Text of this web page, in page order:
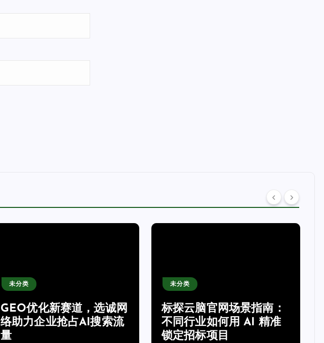
未分类
GEO优化新赛道，选诚网
络助力企业抢占AI搜索流
量
未分类
标探云脑官网场景指南：
不同行业如何用 AI 精准
锁定招标项目